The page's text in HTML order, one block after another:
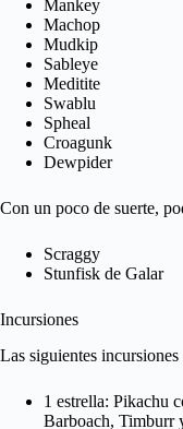
Mankey
Machop
Mudkip
Sableye
Meditite
Swablu
Spheal
Croagunk
Dewpider
Con un poco de suerte,
Scraggy
Stunfisk de Galar
Incursiones
Las siguientes
1 estrella: Pikachu
Barboach, Timburr